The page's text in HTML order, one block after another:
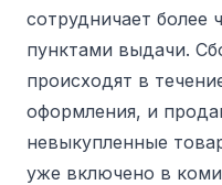
сотрудничает более
пунктами выдачи.
происходят в
оформления, и
невыкупленные
уже включено в